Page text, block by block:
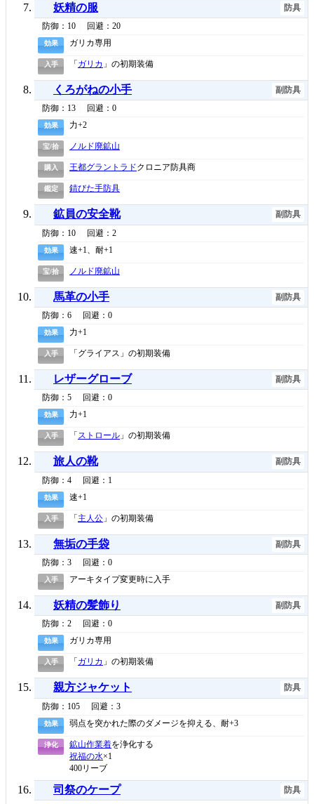
妖精の服
防具
防御：10
回避：20
効果 ガリカ専用
入手 「 ガリカ 」の初期装備
くろがねの小手
副防具
防御：13
回避：0
効果 力+2
宝/拾 ノルド廃鉱山
購入 王都グラントラドクロニア防具商
鑑定 錆びた手防具
鉱員の安全靴
副防具
防御：10
回避：2
効果 速+1、耐+1
宝/拾 ノルド廃鉱山
馬革の小手
副防具
防御：6
回避：0
効果 力+1
入手 「グライアス」の初期装備
レザーグローブ
副防具
防御：5
回避：0
効果 力+1
入手 「 ストロール 」の初期装備
旅人の靴
副防具
防御：4
回避：1
効果 速+1
入手 「主人公 」の初期装備
無垢の手袋
副防具
防御：3
回避：0
入手 アーキタイプ変更時に入手
妖精の髪飾り
副防具
防御：2
回避：0
効果 ガリカ専用
入手 「 ガリカ 」の初期装備
親方ジャケット
防具
防御：105
回避：3
効果 弱点を突かれた際のダメージを抑える、耐+3
浄化 鉱山作業着を浄化する
祝福の水×1
400リーブ
司祭のケープ
防具